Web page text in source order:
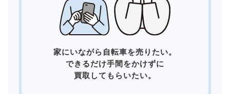
家にいながら自転車を売りたい。
できるだけ手間をかけずに
買取してもらいたい。